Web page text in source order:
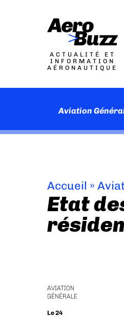
ACTUALITÉ ET
INFORMATION
AÉRONAUTIQUE
Aviation
Accueil »
Etat
AVIATION
GÉNÉRALE
Le 24